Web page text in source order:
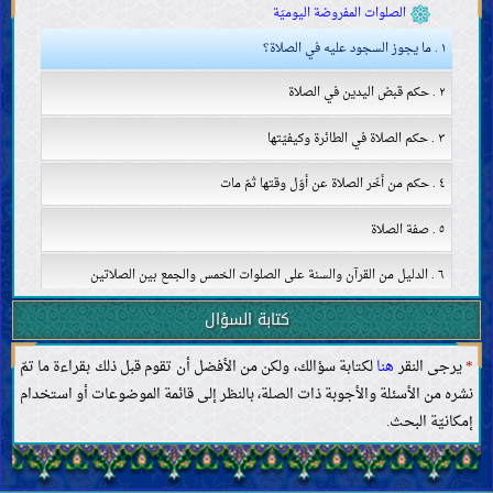
الصلوات المفروضة اليوميّة
١ . ما يجوز السجود عليه في الصلاة؟
٢ . حكم قبض اليدين في الصلاة
٣ . حكم الصلاة في الطائرة وكيفيّتها
٤ . حكم من أخّر الصلاة عن أوّل وقتها ثمّ مات
٥ . صفة الصلاة
٦ . الدليل من القرآن والسنة على الصلوات الخمس والجمع بين الصلاتين
٧ . أحكام مكان المصلّي ولباسه
٨ . حكم التسبيح بدلًا من القراءة في الركعة الثالثة والرابعة
٩ . تفسير قوله تعالى: «يَا أَيُّهَا الَّذِينَ آمَنُوا لَا تَقْرَبُوا الصَّلَاةَ وَأَنْتُمْ سُكَارَى حَتَّى
تَعْلَمُوا مَا تَقُولُونَ»
١٠ . حكم الدّعاء بين السّجدتين وكيفيّته
كتابة السؤال
*يرجى النقرهنالكتابة سؤالك، ولكن من الأفضل أن تقوم قبل ذلك بقراءة ما تمّ
نشره من الأسئلة والأجوبة ذات الصلة، بالنظر إلى قائمة الموضوعات أو استخدام
إمكانيّة البحث.